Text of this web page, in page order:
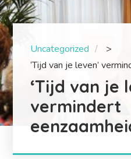
Uncategorized
>
‘Tijd van je leven’
‘Tijd van je
vermindert